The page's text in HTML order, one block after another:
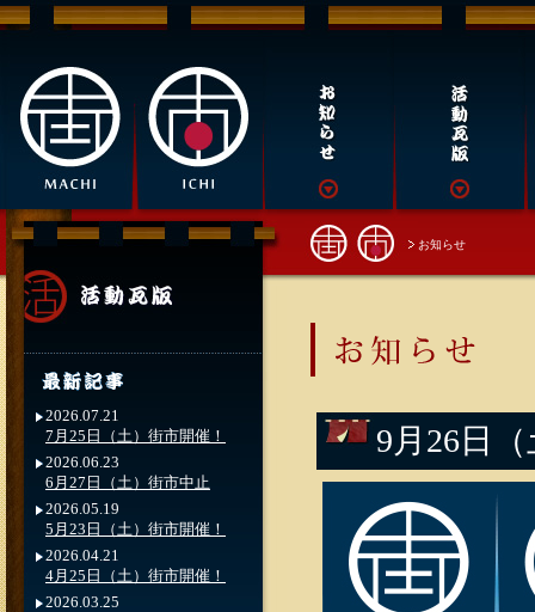
お知らせ
9月26日
2026.07.21
7月25日（土）街市開催！
2026.06.23
6月27日（土）街市中止
2026.05.19
5月23日（土）街市開催！
2026.04.21
4月25日（土）街市開催！
2026.03.25